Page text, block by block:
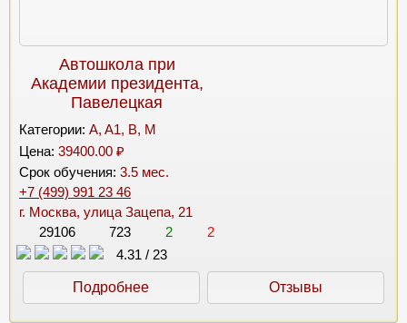
Автошкола при
Академии президента,
Павелецкая
Категории: A, A1, B, M
Цена: 39400.00 ₽
Срок обучения: 3.5 мес.
+7 (499) 991 23 46
г. Москва, улица Зацепа, 21
29106
723 2
2
4.31 / 23
Подробнее Отзывы